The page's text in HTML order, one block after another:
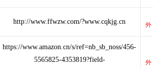
http://www.ffwzw.com/?www.cqkjg.cn
https://www.amazon.cn/s/ref=nb_sb_noss/456-
5565825-4353819?field-